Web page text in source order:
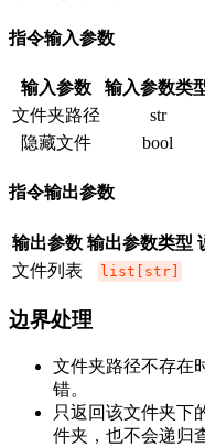
指令输入参数
输入参数 输入参数类
文件夹路径
str
隐藏文件
bool
指令输出参数
输出参数 输出参数类型
文件列表
list[str]
边界处理
文件夹路径不存在
错。
只返回该文件夹下
件夹，也不会递归